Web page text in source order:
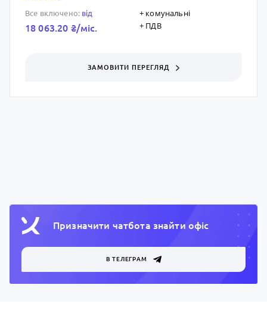
Все включено: від
18 063.20 ₴/мic.
+ комунальні
+ ПДВ
ЗАМОВИТИ ПЕРЕГЛЯД
Призначити чатбота знайти офiс
В ТЕЛЕГРАМ